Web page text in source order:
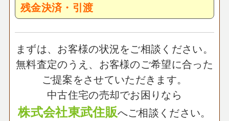
残金決済・引渡
まずは、お客様の状況をご相談ください。
無料査定のうえ、お客様のご希望に合った
ご提案をさせていただきます。
中古住宅の売却でお困りなら
株式会社東武住販へご相談ください。